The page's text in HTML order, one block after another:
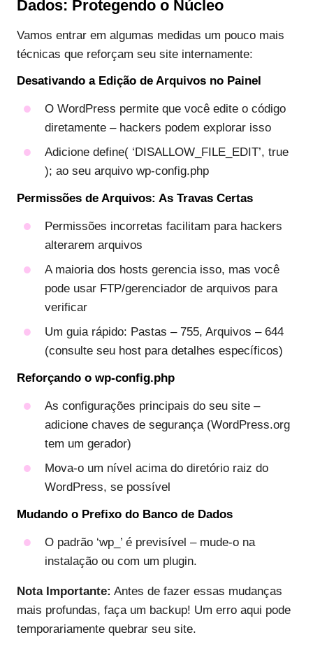
Dados: Protegendo o Núcleo
Vamos entrar em algumas medidas um pouco mais
técnicas que reforçam seu site internamente:
Desativando a Edição de Arquivos no Painel
O WordPress permite que você edite o código
diretamente – hackers podem explorar isso
Adicione define( ‘DISALLOW_FILE_EDIT’, true
); ao seu arquivo wp-config.php
Permissões de Arquivos: As Travas Certas
Permissões incorretas facilitam para hackers
alterarem arquivos
A maioria dos hosts gerencia isso, mas você
pode usar FTP/gerenciador de arquivos para
verificar
Um guia rápido: Pastas – 755, Arquivos – 644
(consulte seu host para detalhes específicos)
Reforçando o wp-config.php
As configurações principais do seu site –
adicione chaves de segurança (WordPress.org
tem um gerador)
Mova-o um nível acima do diretório raiz do
WordPress, se possível
Mudando o Prefixo do Banco de Dados
O padrão ‘wp_’ é previsível – mude-o na
instalação ou com um plugin.
Nota Importante: Antes de fazer essas mudanças
mais profundas, faça um backup! Um erro aqui pode
temporariamente quebrar seu site.